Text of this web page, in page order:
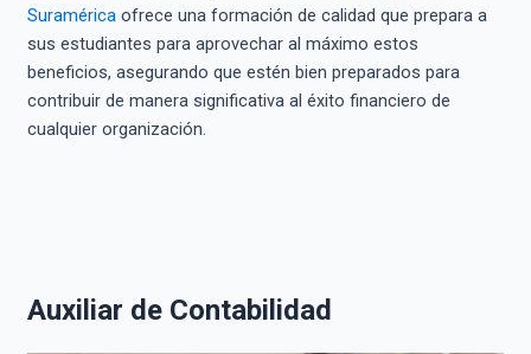
Suraméricaofrece una formación de calidad que prepara a
sus estudiantes para aprovechar al máximo estos
beneficios, asegurando que estén bien preparados para
contribuir de manera significativa al éxito financiero de
cualquier organización.
Auxiliar de Contabilidad